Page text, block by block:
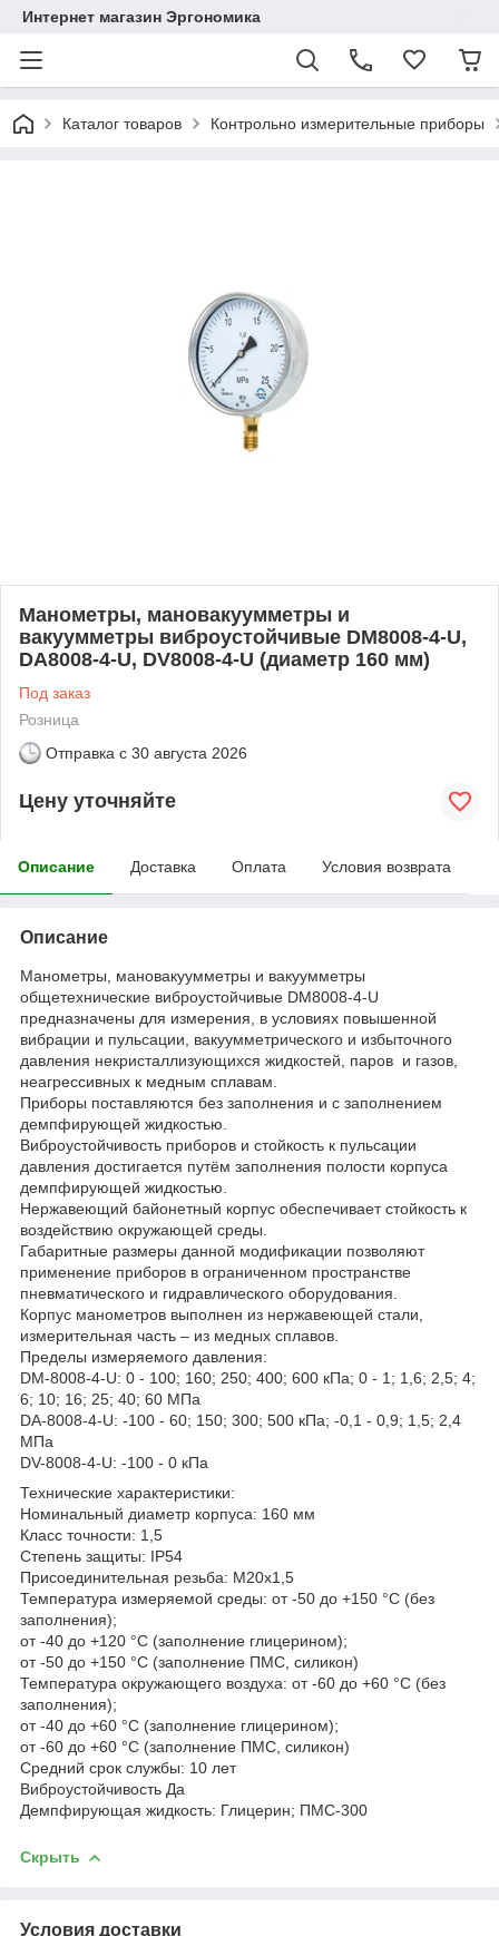
Интернет магазин Эргономика
Каталог товаров Контрольно измерительные приборы
Манометры, мановакуумметры и
вакуумметры виброустойчивые DM8008-4-U,
DA8008-4-U, DV8008-4-U (диаметр 160 мм)
Под заказ
Розница
Отправка с 30 августа 2026
Цену уточняйте
Описание Доставка Оплата Условия возврата
Описание
Манометры, мановакуумметры и вакуумметры
общетехнические виброустойчивые DM8008-4-U
предназначены для измерения, в условиях повышенной
вибрации и пульсации, вакуумметрического и избыточного
давления некристаллизующихся жидкостей, паров и газов,
неагрессивных к медным сплавам.
Приборы поставляются без заполнения и с заполнением
демпфирующей жидкостью.
Виброустойчивость приборов и стойкость к пульсации
давления достигается путём заполнения полости корпуса
демпфирующей жидкостью.
Нержавеющий байонетный корпус обеспечивает стойкость к
воздействию окружающей среды.
Габаритные размеры данной модификации позволяют
применение приборов в ограниченном пространстве
пневматического и гидравлического оборудования.
Корпус манометров выполнен из нержавеющей стали,
измерительная часть – из медных сплавов.
Пределы измеряемого давления:
DM-8008-4-U: 0 - 100; 160; 250; 400; 600 кПа; 0 - 1; 1,6; 2,5; 4;
6; 10; 16; 25; 40; 60 МПа
DA-8008-4-U: -100 - 60; 150; 300; 500 кПа; -0,1 - 0,9; 1,5; 2,4
МПа
DV-8008-4-U: -100 - 0 кПа
Технические характеристики:
Номинальный диаметр корпуса: 160 мм
Класс точности: 1,5
Степень защиты: IP54
Присоединительная резьба: M20x1,5
Температура измеряемой среды: от -50 до +150 °С (без
заполнения);
от -40 до +120 °С (заполнение глицерином);
от -50 до +150 °С (заполнение ПМС, силикон)
Температура окружающего воздуха: от -60 до +60 °С (без
заполнения);
от -40 до +60 °С (заполнение глицерином);
от -60 до +60 °С (заполнение ПМС, силикон)
Средний срок службы: 10 лет
Виброустойчивость Да
Демпфирующая жидкость: Глицерин; ПМС-300
Скрыть
Условия доставки